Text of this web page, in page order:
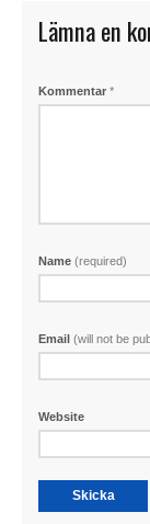
Lämna en
Kommentar *
Name (required)
Email (will not be
Website